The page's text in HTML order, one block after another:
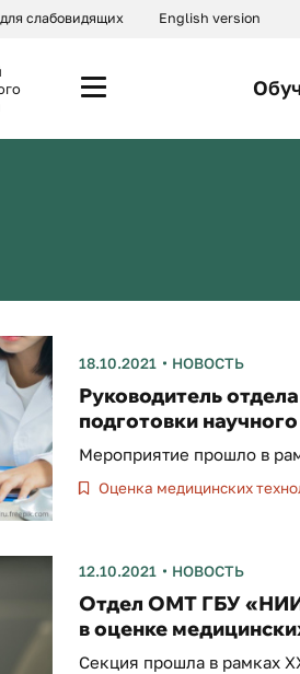
слабовидящих English version
18.10.2021 НОВОСТЬ
Руководитель
подготовки
Мероприятие прошло в
Оценка медицинских
12.10.2021 НОВОСТЬ
Отдел ОМТ ГБУ
в оценке
Секция прошла в рамках